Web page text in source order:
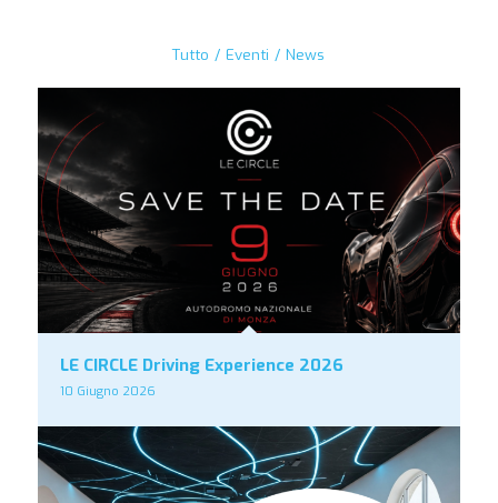
Tutto / Eventi / News
LE CIRCLE Driving Experience 2026
10 Giugno 2026